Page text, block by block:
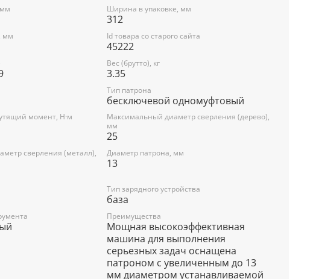
Ширина в упаковке, мм
312
мм Id товара со старого сайта
45222
Вес (брутто), кг
3.35
Тип патрона
бесключевой одномуфтовый
момент, Н·м
Максимальный диаметр сверления (дерево),
мм
25
сверления (металл),
Диаметр патрона, мм
13
Тип зарядного устройства
база
Преимущества
Мощная высокоэффективная
машина для выполнения
серьезных задач оснащена
патроном с увеличенным до 13
мм диаметром устанавливаемой